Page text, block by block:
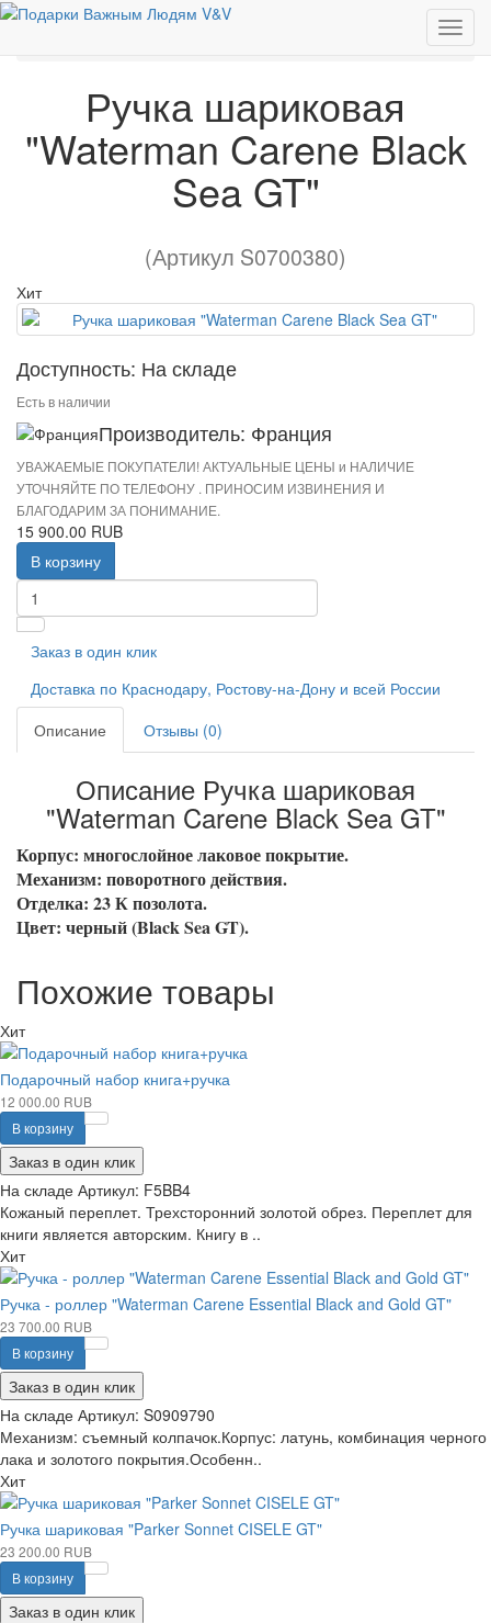
Бизнес аксессуары
Ручка шариковая "Waterman Carene Black Sea GT"
Ручка шариковая
"Waterman Carene Black
Sea GT"
(Артикул S0700380)
Хит
Доступность: На складе
Есть в наличии
Производитель: Франция
УВАЖАЕМЫЕ ПОКУПАТЕЛИ! АКТУАЛЬНЫЕ ЦЕНЫ и НАЛИЧИЕ
УТОЧНЯЙТЕ ПО ТЕЛЕФОНУ . ПРИНОСИМ ИЗВИНЕНИЯ И
БЛАГОДАРИМ ЗА ПОНИМАНИЕ.
15 900.00 RUB
В корзину
Заказ в один клик
Доставка по Краснодару, Ростову-на-Дону и всей России
Описание
Отзывы (0)
Описание Ручка шариковая
"Waterman Carene Black Sea GT"
Корпус: многослойное лаковое покрытие.
Механизм: поворотного действия.
Отделка: 23 К позолота.
Цвет: черный (Black Sea GT).
Похожие товары
Хит
Подарочный набор книга+ручка
12 000.00 RUB
В корзину
Заказ в один клик
На складе Артикул: F5BB4
Кожаный переплет. Трехсторонний золотой обрез. Переплет для
книги является авторским. Книгу в ..
Хит
Ручка - роллер "Waterman Carene Essential Black and Gold GT"
23 700.00 RUB
В корзину
Заказ в один клик
На складе Артикул: S0909790
Механизм: съемный колпачок.Корпус: латунь, комбинация черного
лака и золотого покрытия.Особенн..
Хит
Ручка шариковая "Parker Sonnet CISELE GT"
23 200.00 RUB
В корзину
Заказ в один клик